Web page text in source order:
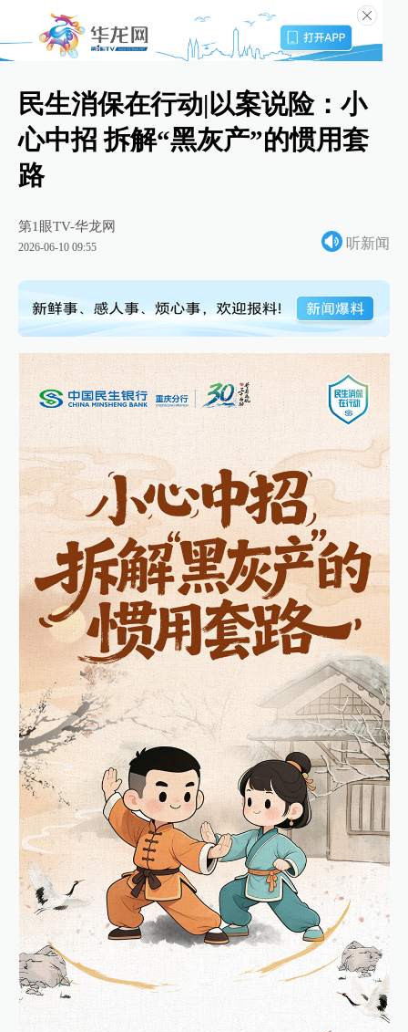
民生消保在行动|以案说险：小
心中招 拆解“黑灰产”的惯用套
路
第1眼TV-华龙网
2026-06-10 09:55 听新闻